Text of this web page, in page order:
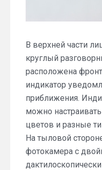
В верхней части
круглый
расположена
индикатор
приближения.
можно
цветов и разные
На тыловой
фотокамера с